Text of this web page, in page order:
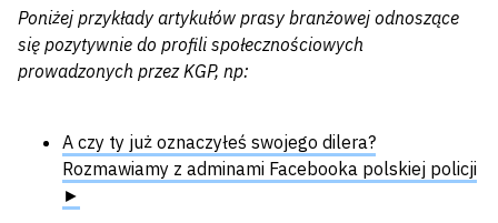
Poniżej przykłady artykułów prasy branżowej odnoszące
się pozytywnie do profili społecznościowych
prowadzonych przez KGP, np:
A czy ty już oznaczyłeś swojego dilera?
Rozmawiamy z adminami Facebooka polskiej policji
►